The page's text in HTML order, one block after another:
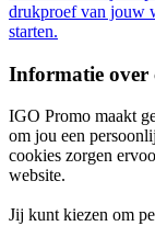
drukproef van jouw
starten.
Informatie over
IGO Promo maakt
om jou een
cookies zorgen
website.
Jij kunt kiezen om